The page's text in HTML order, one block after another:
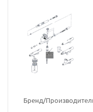
Бренд/